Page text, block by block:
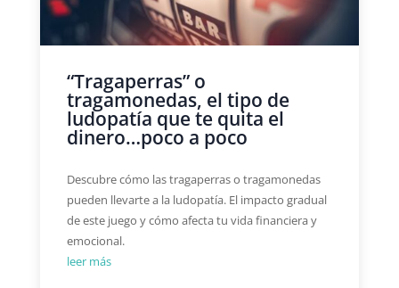
“Tragaperras” o
tragamonedas, el tipo de
ludopatía que te quita el
dinero…poco a poco
Descubre cómo las tragaperras o tragamonedas
pueden llevarte a la ludopatía. El impacto gradual
de este juego y cómo afecta tu vida financiera y
emocional.
leer más